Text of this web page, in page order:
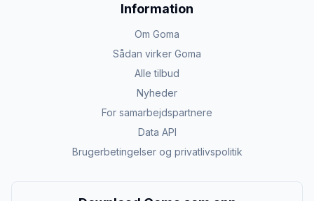
Information
Om Goma
Sådan virker Goma
Alle tilbud
Nyheder
For samarbejdspartnere
Data API
Brugerbetingelser og privatlivspolitik